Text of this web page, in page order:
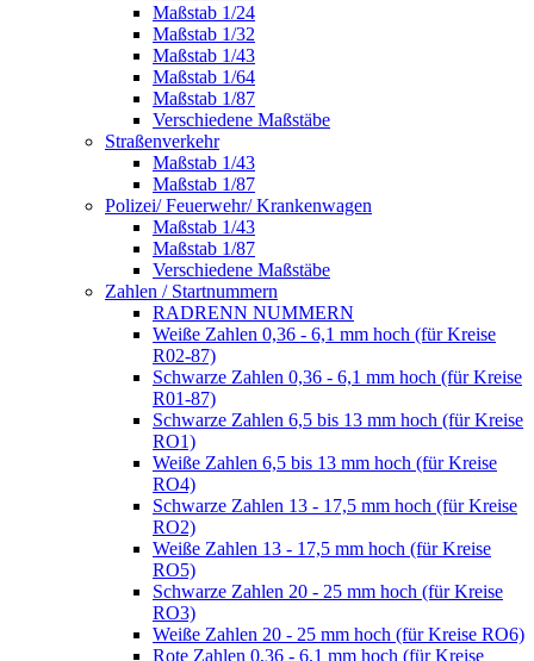
Maßstab 1/24
Maßstab 1/32
Maßstab 1/43
Maßstab 1/64
Maßstab 1/87
Verschiedene Maßstäbe
Straßenverkehr
Maßstab 1/43
Maßstab 1/87
Polizei/ Feuerwehr/ Krankenwagen
Maßstab 1/43
Maßstab 1/87
Verschiedene Maßstäbe
Zahlen / Startnummern
RADRENN NUMMERN
Weiße Zahlen 0,36 - 6,1 mm hoch (für Kreise
R02-87)
Schwarze Zahlen 0,36 - 6,1 mm hoch (für Kreise
R01-87)
Schwarze Zahlen 6,5 bis 13 mm hoch (für Kreise
RO1)
Weiße Zahlen 6,5 bis 13 mm hoch (für Kreise
RO4)
Schwarze Zahlen 13 - 17,5 mm hoch (für Kreise
RO2)
Weiße Zahlen 13 - 17,5 mm hoch (für Kreise
RO5)
Schwarze Zahlen 20 - 25 mm hoch (für Kreise
RO3)
Weiße Zahlen 20 - 25 mm hoch (für Kreise RO6)
Rote Zahlen 0,36 - 6,1 mm hoch (für Kreise